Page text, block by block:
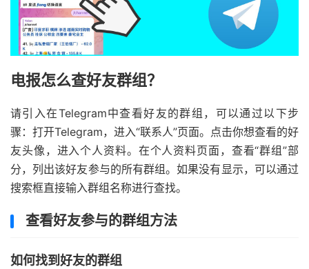
电报怎么查好友群组？
请引入在Telegram中查看好友的群组，可以通过以下步
骤：打开Telegram，进入“联系人”页面。点击你想查看的好
友头像，进入个人资料。在个人资料页面，查看“群组”部
分，列出该好友参与的所有群组。如果没有显示，可以通过
搜索框直接输入群组名称进行查找。
查看好友参与的群组方法
如何找到好友的群组